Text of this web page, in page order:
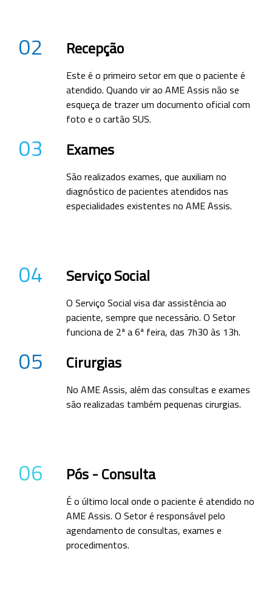
02 Recepção
Este é o primeiro setor em que o paciente é
atendido. Quando vir ao AME Assis não se
esqueça de trazer um documento oficial com
foto e o cartão SUS.
03 Exames
São realizados exames, que auxiliam no
diagnóstico de pacientes atendidos nas
especialidades existentes no AME Assis.
04 Serviço Social
O Serviço Social visa dar assistência ao
paciente, sempre que necessário. O Setor
funciona de 2ª a 6ª feira, das 7h30 às 13h.
05 Cirurgias
No AME Assis, além das consultas e exames
são realizadas também pequenas cirurgias.
06 Pós - Consulta
É o último local onde o paciente é atendido no
AME Assis. O Setor é responsável pelo
agendamento de consultas, exames e
procedimentos.